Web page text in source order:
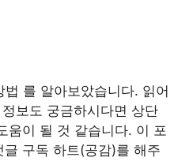
를 알아보았습니다. 읽어
보도 궁금하시다면 상단
움이 될 것 같습니다. 이 포
구독 하트(공감)를 해주